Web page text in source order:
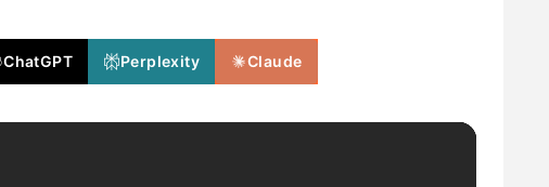
ChatGPT Perplexity Claude